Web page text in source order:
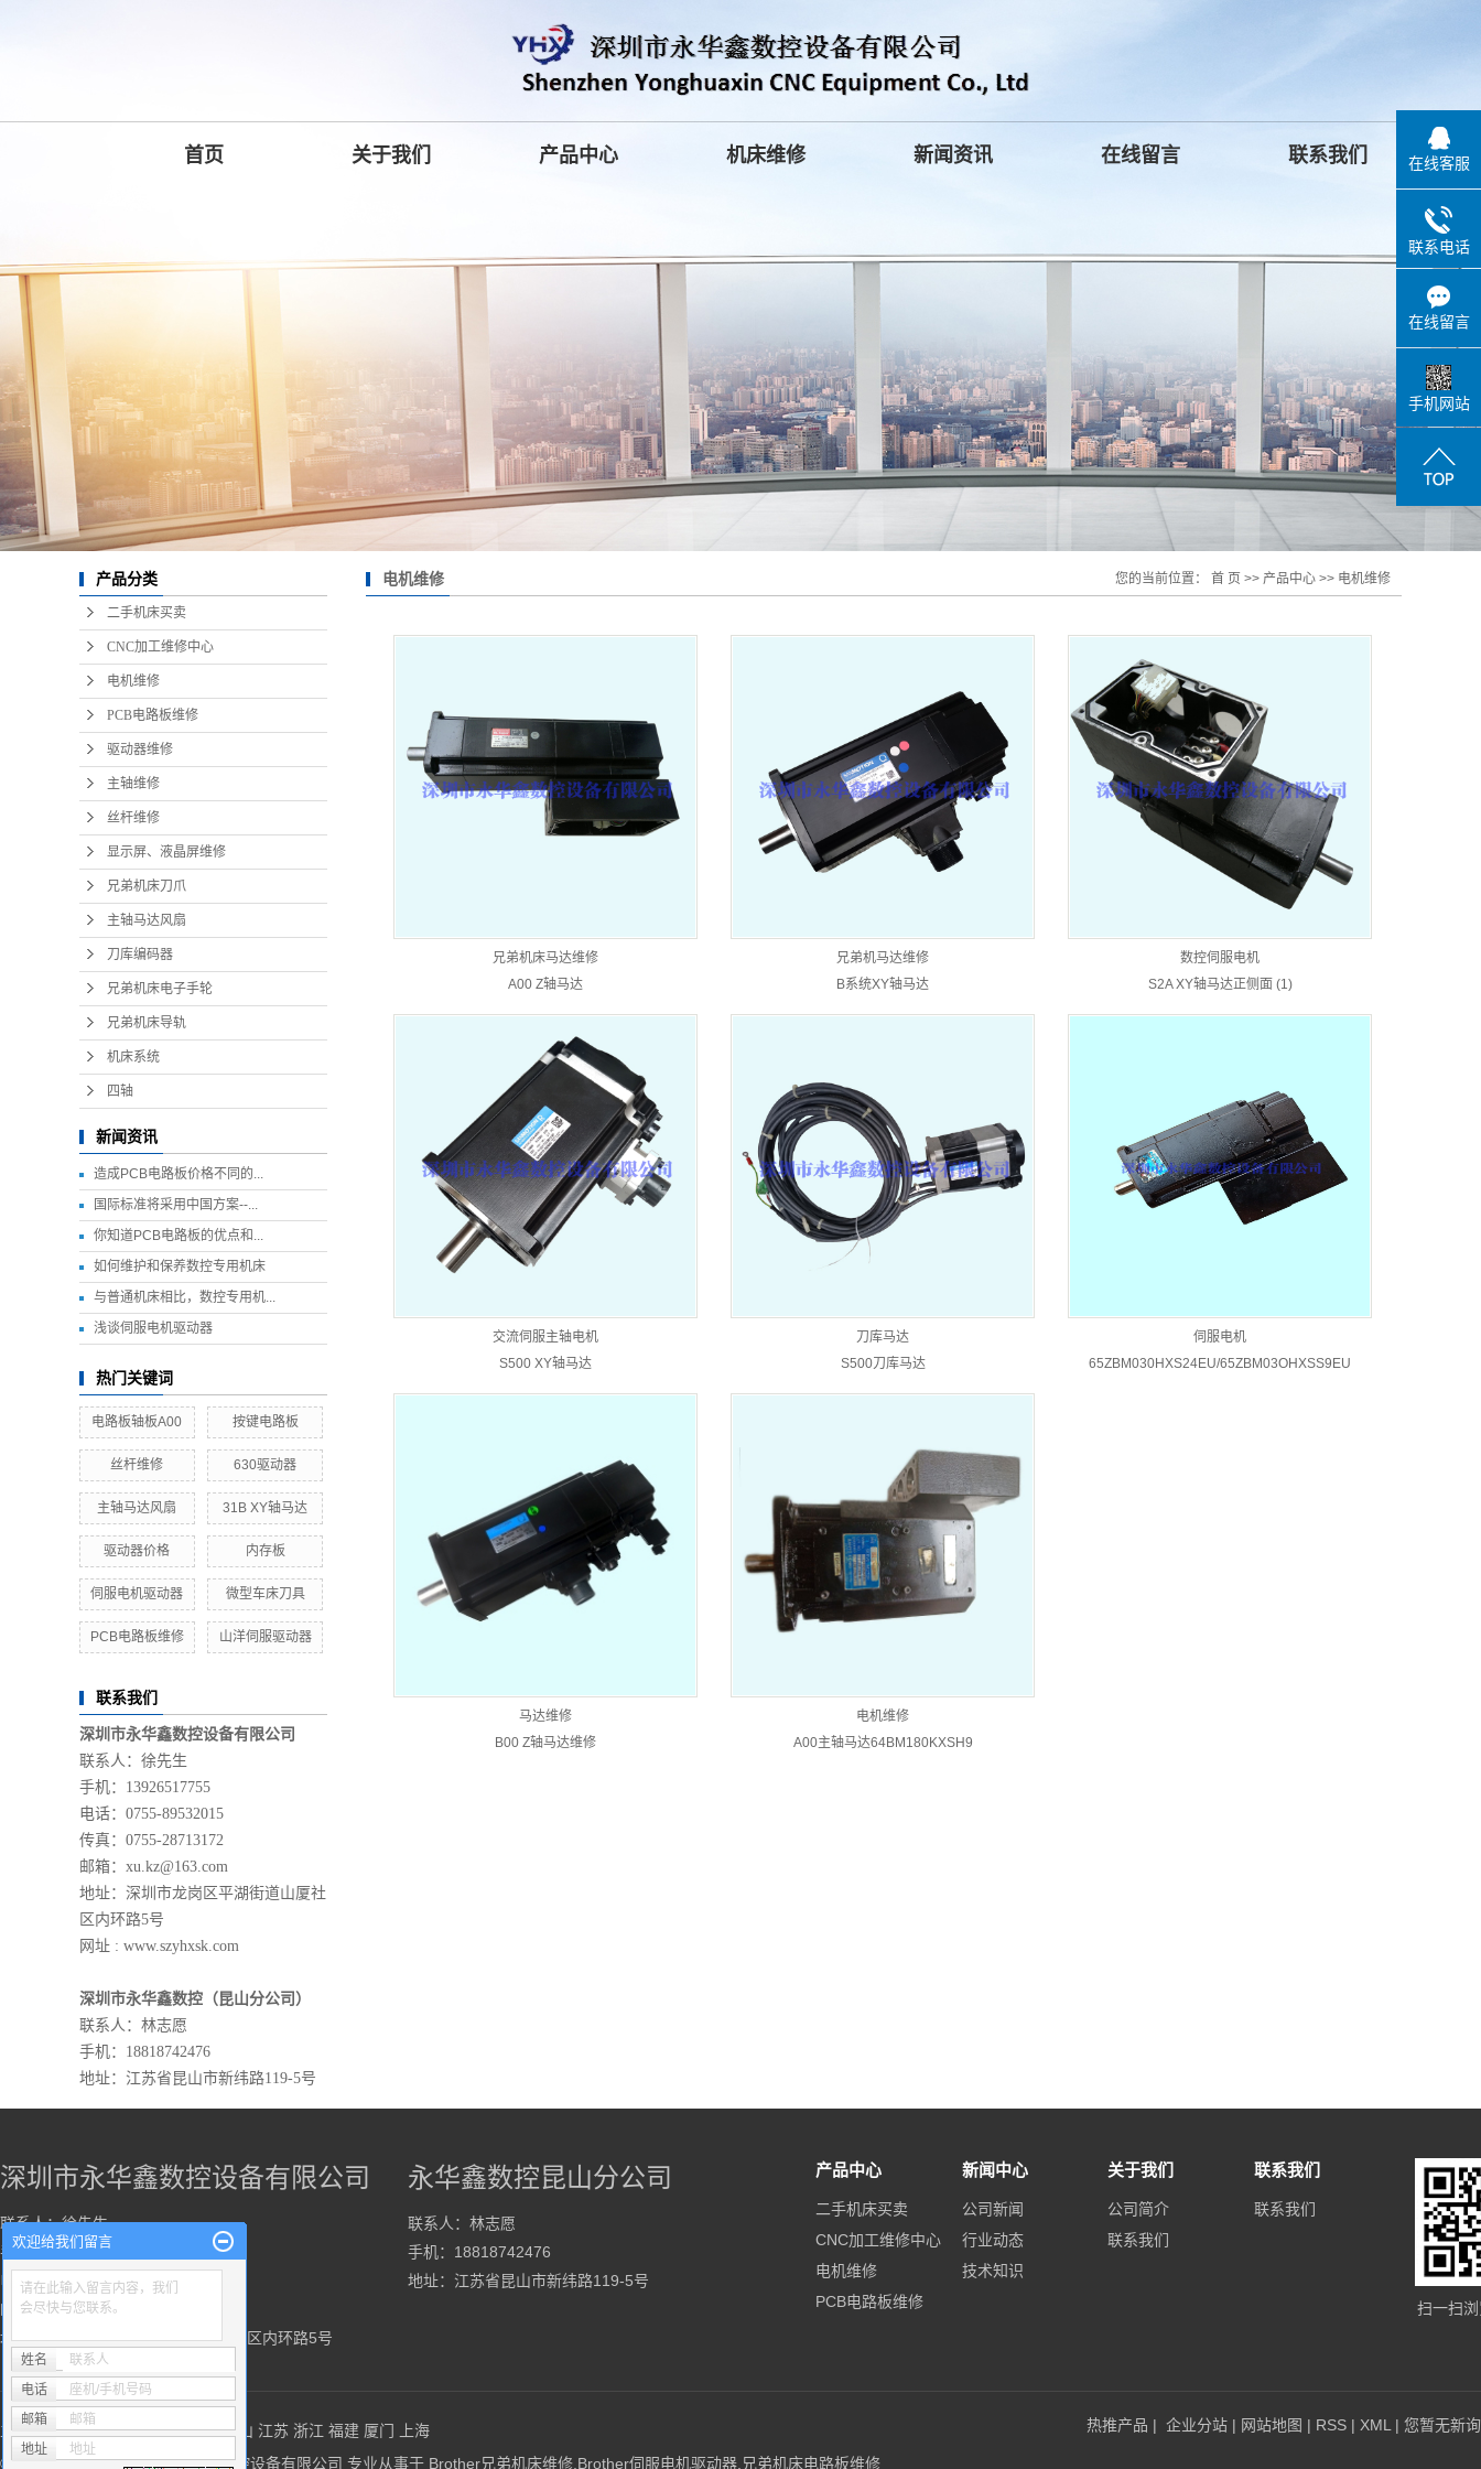
首页 关于我们 产品中心 机床维修 新闻资讯 在线留言 联系我们
产品分类
二手机床买卖
CNC加工维修中心
电机维修
PCB电路板维修
驱动器维修
主轴维修
丝杆维修
显示屏、液晶屏维修
兄弟机床刀爪
主轴马达风扇
刀库编码器
兄弟机床电子手轮
兄弟机床导轨
机床系统
四轴
新闻资讯
造成PCB电路板价格不同的...
国际标准将采用中国方案--...
你知道PCB电路板的优点和...
如何维护和保养数控专用机床
与普通机床相比，数控专用机...
浅谈伺服电机驱动器
热门关键词
电路板轴板A00 按键电路板
丝杆维修 630驱动器
主轴马达风扇 31B XY轴马达
驱动器价格 内存板
伺服电机驱动器 微型车床刀具
PCB电路板维修 山洋伺服驱动器
联系我们
深圳市永华鑫数控设备有限公司
联系人：徐先生
手机：13926517755
电话：0755-89532015
传真：0755-28713172
邮箱：xu.kz@163.com
地址：深圳市龙岗区平湖街道山厦社
区内环路5号
网址 : www.szyhxsk.com
深圳市永华鑫数控（ 昆山分公司）
联系人：林志愿
手机：18818742476
地址：江苏省昆山市新纬路119-5号
电机维修 您的当前位置： 首 页 >> 产品中心 >> 电机维修
兄弟机床马达维修
A00 Z轴马达
兄弟机马达维修
B系统XY轴马达
数控伺服电机
S2A XY轴马达正侧面 (1)
交流伺服主轴电机
S500 XY轴马达
刀库马达
S500刀库马达
伺服电机
65ZBM030HXS24EU/65ZBM03OHXSS9EU
马达维修
B00 Z轴马达维修
电机维修
A00主轴马达64BM180KXSH9
深圳市永华鑫数控设备有限公司
联系人：徐先生
手机：13926517755
电话：0755-89532015
邮箱：xu.kz@163.com
地址：深圳市龙岗区平湖街道山厦社区内环路5号
永华鑫数控昆山分公司
联系人：林志愿
手机：18818742476
地址：江苏省昆山市新纬路119-5号
产品中心
二手机床买卖
CNC加工维修中心
电机维修
PCB电路板维修
新闻中心
公司新闻
行业动态
技术知识
关于我们
公司简介
联系我们
联系我们
联系我们
扫一扫
主营区域：深圳 东莞 惠州 珠海 中山 江苏 浙江 福建 厦门
上海
© 2021 Copyright 深圳市永华鑫数控设备有限公司 专业从事于 Brother兄弟机床维修 Brother伺服电机驱动器 兄弟机床电路板维修
热推产品 | 企业分站 | 网站地图 | RSS | XML | 您暂无新
在线客服
联系电话
在线留言
手机网站
欢迎给我们留言
请在此输入留言内容，我们
会尽快与您联系。
姓名
联系人
电话
座机/手机号码
邮箱
邮箱
地址
地址